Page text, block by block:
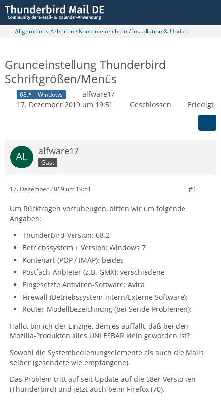
Allgemeines Arbeiten / Konten einrichten / Installation & Update
Grundeinstellung Thunderbird
Schriftgrößen/Menüs
68.* Windows
alfware17
17. Dezember 2019 um 19:51
Geschlossen Erledigt
alfware17
Gast
17. Dezember 2019 um 19:51 #1
Um Rückfragen vorzubeugen, bitten wir um folgende
Angaben:
Thunderbird-Version: 68.2
Betriebssystem + Version: Windows 7
Kontenart (POP / IMAP): beides
Postfach-Anbieter (z.B. GMX): verschiedene
Eingesetzte Antiviren-Software: Avira
Firewall (Betriebssystem-intern/Externe Software):
Router-Modellbezeichnung (bei Sende-Problemen):
Hallo, bin ich der Einzige, dem es auffällt, daß bei den
Mozilla-Produkten alles UNLESBAR klein geworden ist?
Sowohl die Systembedienungselemente als auch die Mails
selber (gesendete wie empfangene).
Das Problem tritt auf seit Update auf die 68er Versionen
(Thunderbird) und jetzt auch beim Firefox (70).